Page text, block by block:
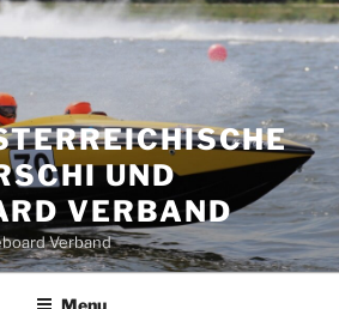
UND
VERBAND
Verband
Menu